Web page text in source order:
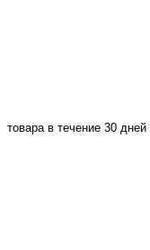
товара в течение 30 дней